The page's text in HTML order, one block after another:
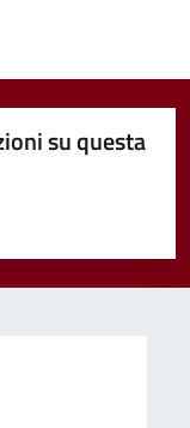
su questa